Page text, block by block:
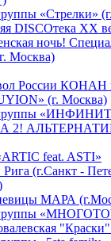
«Стрелки»
DISCOтека ХХ
ночь!
Москва)
России КОНАН
(г. Москва)
2!
feat. ASTI»
(г.Санкт -
МАРА